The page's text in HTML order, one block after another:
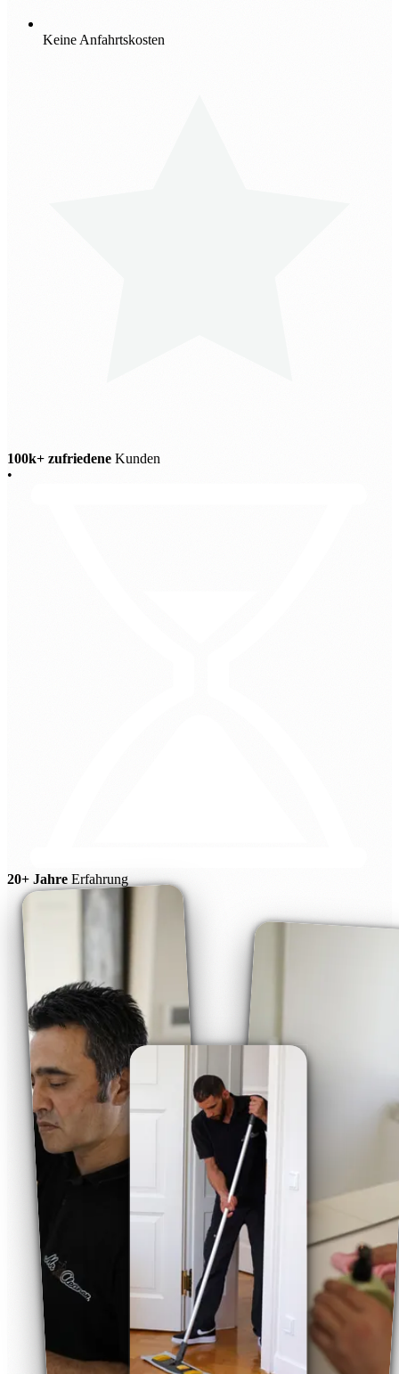
Keine Anfahrtskosten
100k+ zufriedene Kunden
•
20+ Jahre Erfahrung